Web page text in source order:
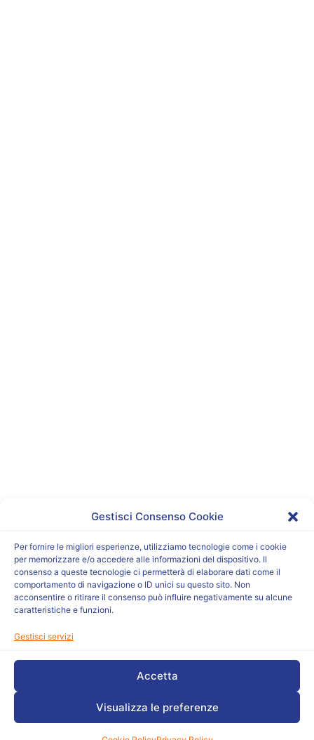
Gestisci Consenso Cookie
Per fornire le migliori esperienze, utilizziamo tecnologie come i cookie
per memorizzare e/o accedere alle informazioni del dispositivo. Il
consenso a queste tecnologie ci permetterà di elaborare dati come il
comportamento di navigazione o ID unici su questo sito. Non
acconsentire o ritirare il consenso può influire negativamente su alcune
caratteristiche e funzioni.
Gestisci servizi
Accetta
Visualizza le preferenze